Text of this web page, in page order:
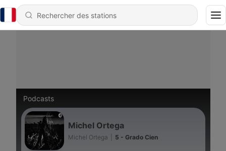
Podcasts
Michel Ortega
Michel Ortega 5 - Grado Cien